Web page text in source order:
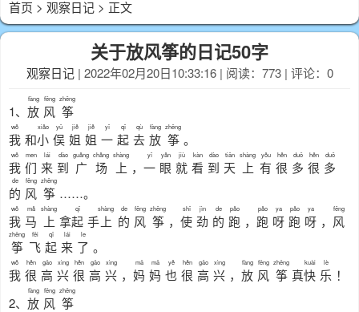
首页 > 观察日记 > 正文
关于放风筝的日记50字
观察日记| 2022年02月20日10:33:16 | 阅读：773 | 评论：0
1、 放
fàng
风
fēng
筝
zhēng
我
wǒ
和小
xiǎo
俣
yǔ
姐
jiě
姐
jiě
一
yī
起
qǐ
去
qù
放
fàng
筝
zhēng
。
我
wǒ
们
men
来
lái
到
dào
广
guǎng
场
chǎng
上
shàng
， 一
yī
眼
yǎn
就
jiù
看
kàn
到
dào
天
tiān
上
shàng
有
yǒu
很
hěn
多
duō
很
hěn
多
duō
的
de
风
fēng
筝
zhēng
……。
我
wǒ
马
mǎ
上
shàng
拿起
qǐ
手 上
shàng
的
de
风
fēng
筝
zhēng
， 使
shǐ
劲
jìn
的
de
跑
pǎo
， 跑
pǎo
呀
ya
跑
pǎo
呀
ya
， 风
fēng
筝
zhēng
飞
fēi
起
qǐ
来
lái
了
le
。
我
wǒ
很
hěn
高
gāo
兴
xìng
很
hěn
高
gāo
兴
xìng
， 妈
mā
妈
mā
也
yě
很
hěn
高
gāo
兴
xìng
， 放
fàng
风
fēng
筝
zhēng
真快
kuài
乐
lè
！
2、 放
fàng
风
fēng
筝
zhēng